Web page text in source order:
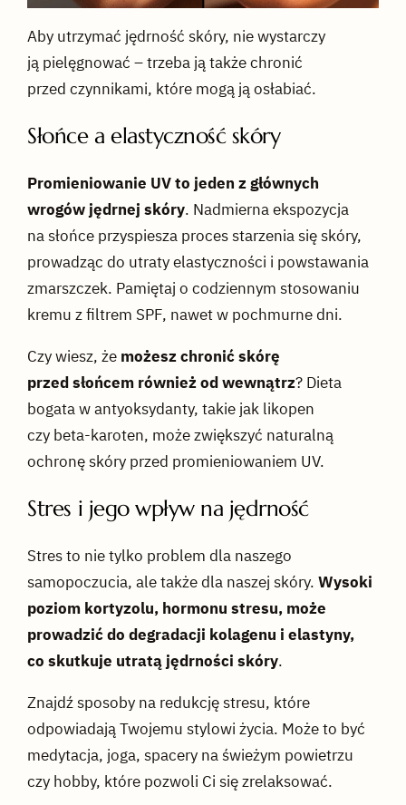
Aby utrzymać jędrność skóry, nie wystarczy
ją pielęgnować – trzeba ją także chronić
przed czynnikami, które mogą ją osłabiać.
Słońce a elastyczność skóry
Promieniowanie UV to jeden z głównych
wrogów jędrnej skóry. Nadmierna ekspozycja
na słońce przyspiesza proces starzenia się skóry,
prowadząc do utraty elastyczności i powstawania
zmarszczek. Pamiętaj o codziennym stosowaniu
kremu z filtrem SPF, nawet w pochmurne dni.
Czy wiesz, że możesz chronić skórę
przed słońcem również od wewnątrz? Dieta
bogata w antyoksydanty, takie jak likopen
czy beta-karoten, może zwiększyć naturalną
ochronę skóry przed promieniowaniem UV.
Stres i jego wpływ na jędrność
Stres to nie tylko problem dla naszego
samopoczucia, ale także dla naszej skóry.Wysoki
poziom kortyzolu, hormonu stresu, może
prowadzić do degradacji kolagenu i elastyny,
co skutkuje utratą jędrności skóry.
Znajdź sposoby na redukcję stresu, które
odpowiadają Twojemu stylowi życia. Może to być
medytacja, joga, spacery na świeżym powietrzu
czy hobby, które pozwoli Ci się zrelaksować.